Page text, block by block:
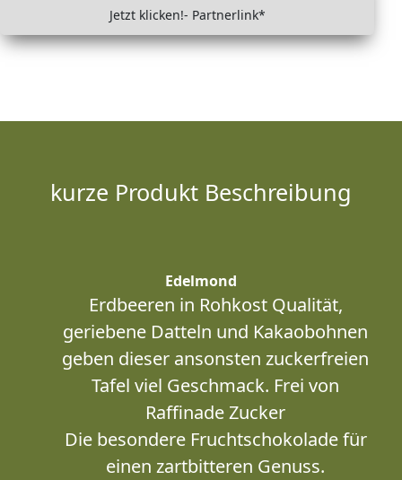
Jetzt klicken!- Partnerlink*
kurze Produkt Beschreibung
Edelmond
Erdbeeren in Rohkost Qualität,
geriebene Datteln und Kakaobohnen
geben dieser ansonsten zuckerfreien
Tafel viel Geschmack. Frei von
Raffinade Zucker
Die besondere Fruchtschokolade für
einen zartbitteren Genuss.